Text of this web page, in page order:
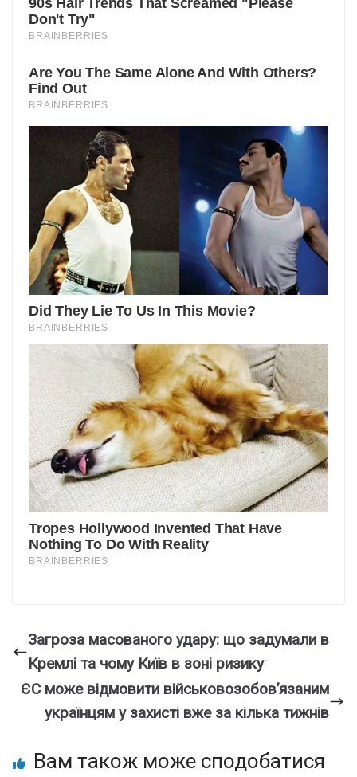
Загроза масованого удару: що задумали в
Кремлі та чому Київ в зоні ризику
ЄС може відмовити військовозобов’язаним
українцям у захисті вже за кілька тижнів
Вам також може сподобатися